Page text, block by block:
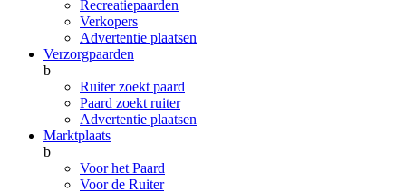
Recreatiepaarden
Verkopers
Advertentie plaatsen
Verzorgpaarden
b
Ruiter zoekt paard
Paard zoekt ruiter
Advertentie plaatsen
Marktplaats
b
Voor het Paard
Voor de Ruiter